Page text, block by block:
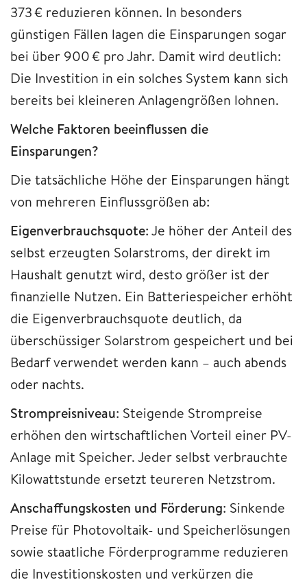
373 € reduzieren können. In besonders
günstigen Fällen lagen die Einsparungen sogar
bei über 900 € pro Jahr. Damit wird deutlich:
Die Investition in ein solches System kann sich
bereits bei kleineren Anlagengrößen lohnen.
Welche Faktoren beeinflussen die
Einsparungen?
Die tatsächliche Höhe der Einsparungen hängt
von mehreren Einflussgrößen ab:
Eigenverbrauchsquote: Je höher der Anteil des
selbst erzeugten Solarstroms, der direkt im
Haushalt genutzt wird, desto größer ist der
finanzielle Nutzen. Ein Batteriespeicher erhöht
die Eigenverbrauchsquote deutlich, da
überschüssiger Solarstrom gespeichert und bei
Bedarf verwendet werden kann – auch abends
oder nachts.
Strompreisniveau: Steigende Strompreise
erhöhen den wirtschaftlichen Vorteil einer PV-
Anlage mit Speicher. Jeder selbst verbrauchte
Kilowattstunde ersetzt teureren Netzstrom.
Anschaffungskosten und Förderung: Sinkende
Preise für Photovoltaik- und Speicherlösungen
sowie staatliche Förderprogramme reduzieren
die Investitionskosten und verkürzen die